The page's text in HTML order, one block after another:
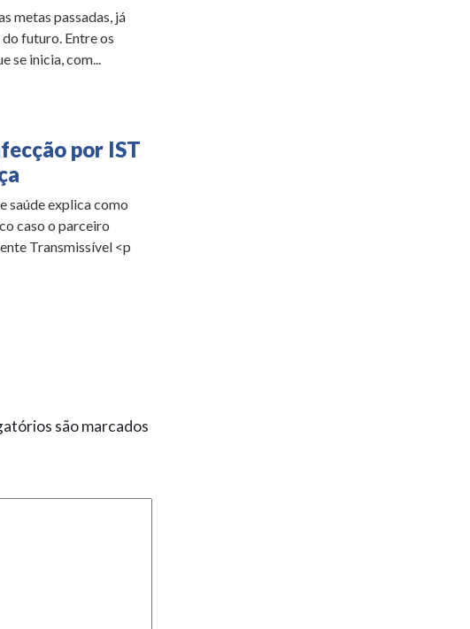
metas passadas, já
futuro. Entre os
inicia, com...
por IST
saúde explica como
caso o parceiro
Transmissível <p
são marcados